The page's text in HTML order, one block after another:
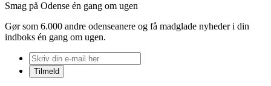
Smag på Odense én gang om ugen
Gør som 6.000 andre odenseanere og få madglade nyheder i din
indboks én gang om ugen.